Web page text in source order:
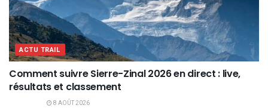
ACTU TRAIL
Comment suivre Sierre-Zinal 2026 en direct : live,
résultats et classement
8 AOÛT 2026